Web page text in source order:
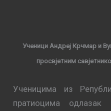
Ученици Андреј Крчмар и
просвјетним
Ученицима из
пратиоцима